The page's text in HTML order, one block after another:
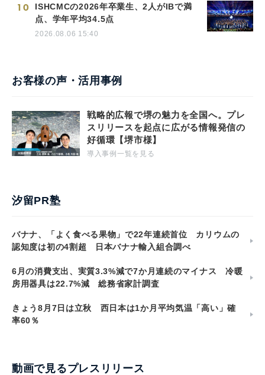
10
ISHCMCの2026年卒業生、2人がIBで満
点、学年平均34.5点
2026.08.06 15:40
お客様の声・活用事例
戦略的広報で堺の魅力を全国へ。プレ
スリリースを起点に広がる情報発信の
好循環【堺市様】
導入事例一覧を見る
汐留PR塾
バナナ、「よく食べる果物」で22年連続首位 カリウムの
認知度は初の4割超 日本バナナ輸入組合調べ
6月の消費支出、実質3.3%減で7か月連続のマイナス 冷暖
房用器具は22.7%減 総務省家計調査
きょう8月7日は立秋 西日本は1か月平均気温「高い」確
率60％
動画で見るプレスリリース